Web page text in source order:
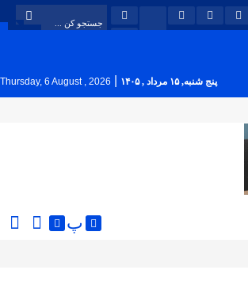
پنج شنبه, ۱۵ مرداد , ۱۴۰۵ Thursday, 6 August , 2026
پ